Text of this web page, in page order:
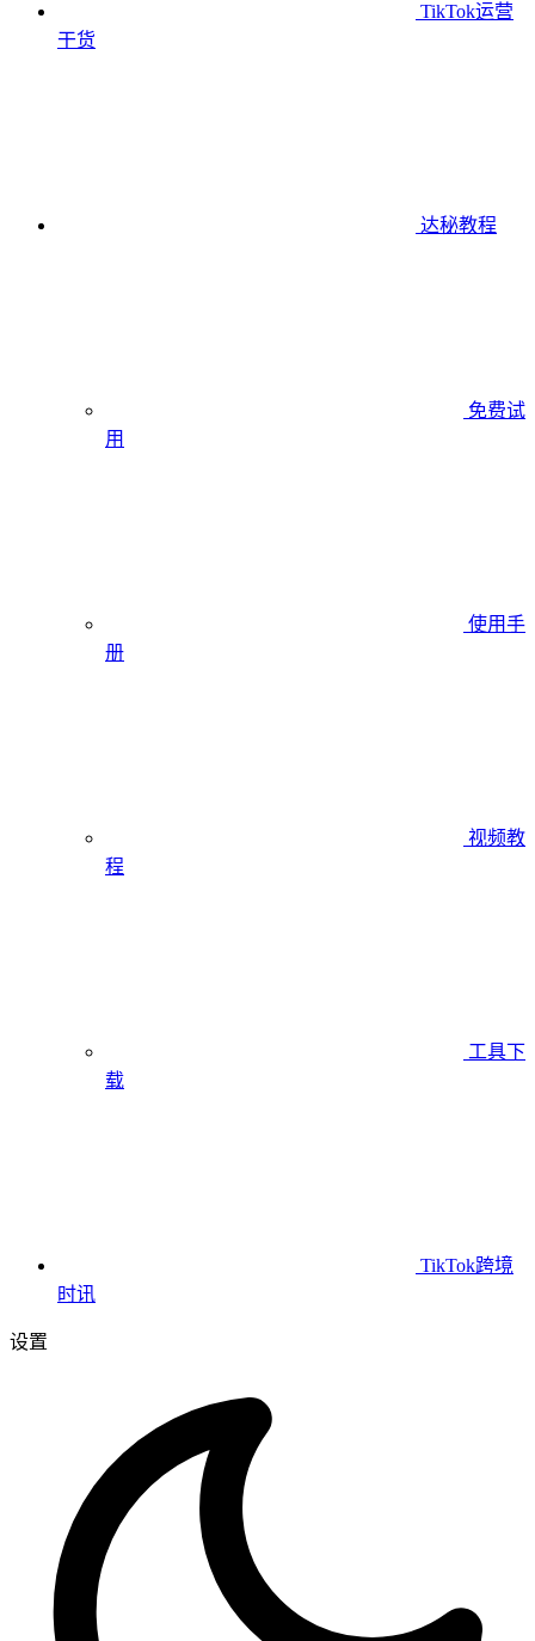
TikTok运营
干货
达秘教程
免费试
用
使用手
册
视频教
程
工具下
载
TikTok跨境
时讯
设置